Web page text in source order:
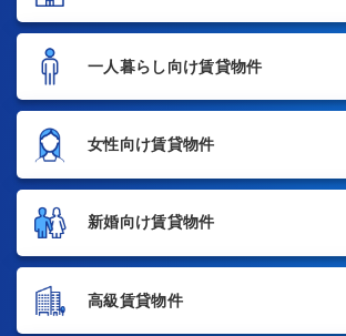
一人暮らし向け賃貸物件
女性向け賃貸物件
新婚向け賃貸物件
高級賃貸物件